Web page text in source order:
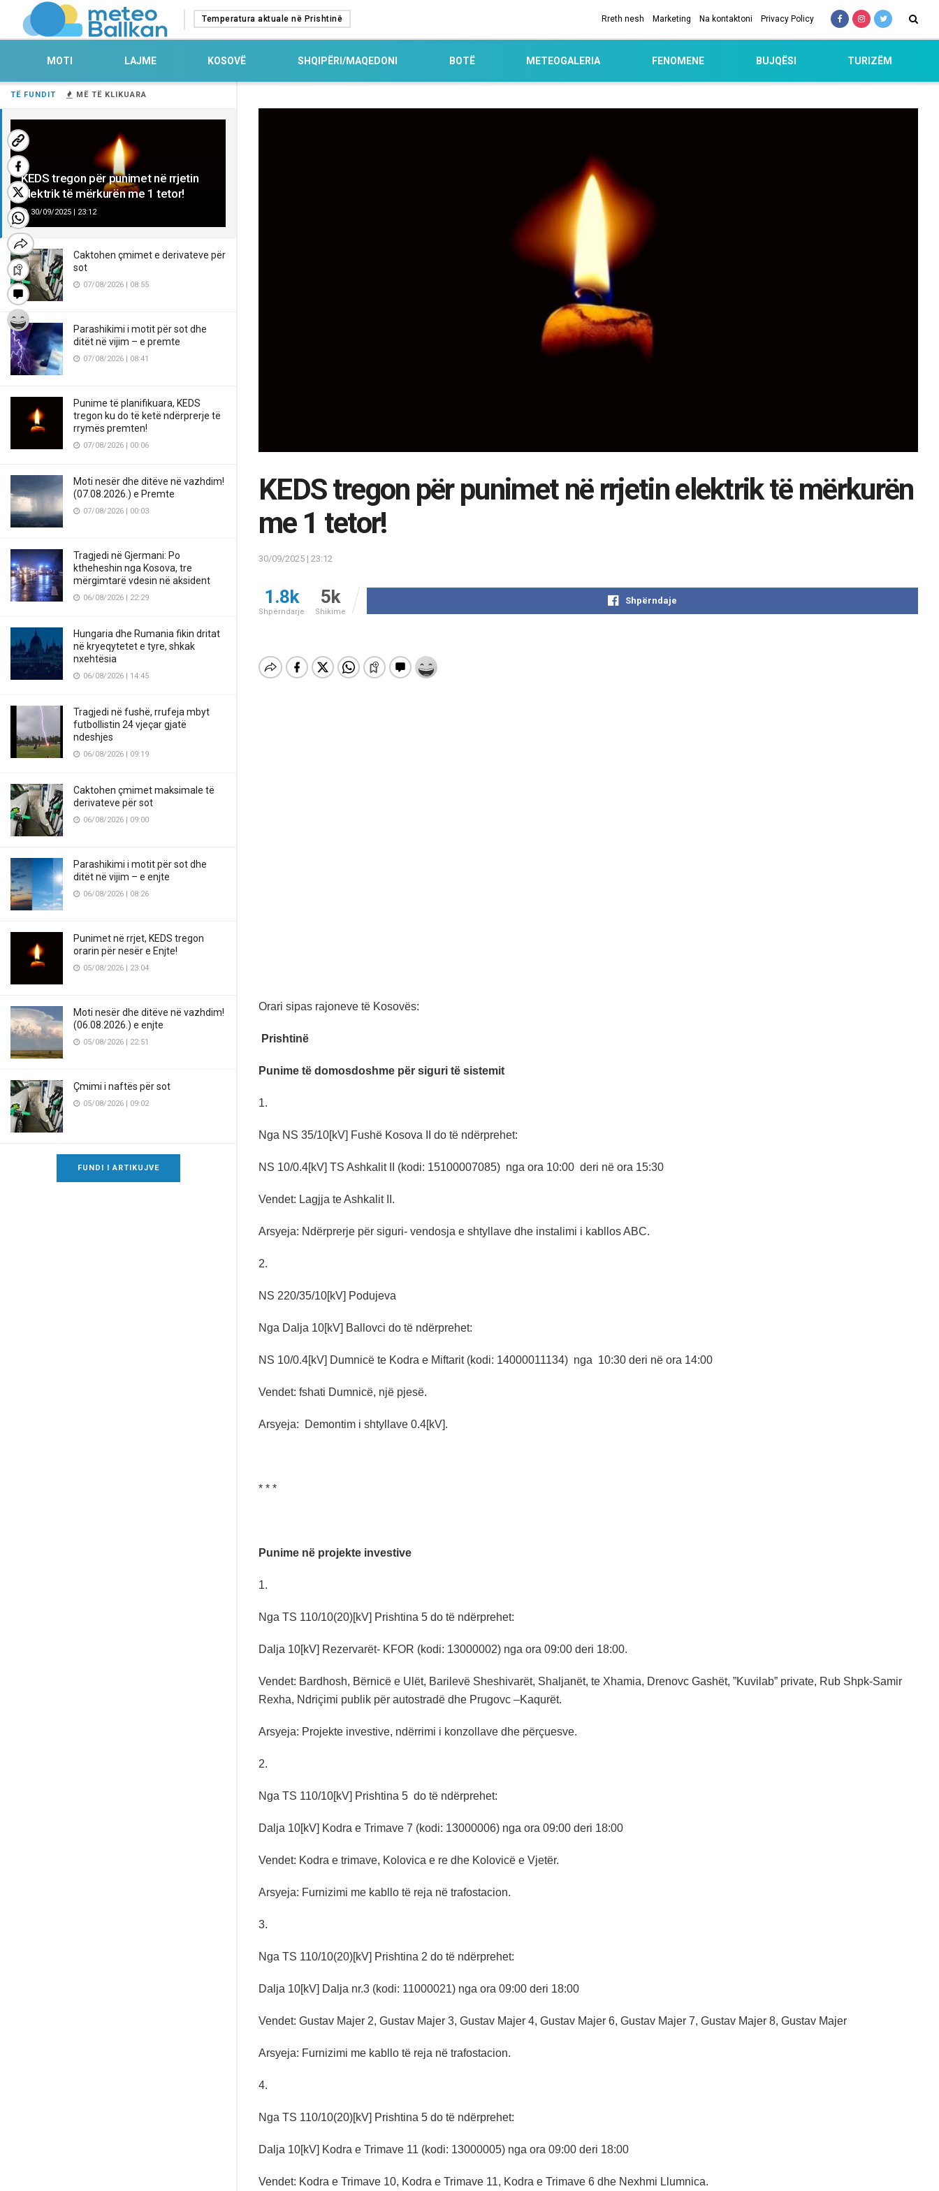
TË FUNDIT MË TË KLIKUARA
KEDS tregon për punimet në rrjetin
elektrik të mërkurën me 1 tetor!
30/09/2025 | 23:12
Caktohen çmimet e derivateve për
sot
07/08/2026 | 08:55
Parashikimi i motit për sot dhe
ditët në vijim – e premte
07/08/2026 | 08:41
Punime të planifikuara, KEDS
tregon ku do të ketë ndërprerje të
rrymës premten!
07/08/2026 | 00:06
Moti nesër dhe ditëve në vazhdim!
(07.08.2026.) e Premte
07/08/2026 | 00:03
Tragjedi në Gjermani: Po
ktheheshin nga Kosova, tre
mërgimtarë vdesin në aksident
06/08/2026 | 22:29
Hungaria dhe Rumania fikin dritat
në kryeqytetet e tyre, shkak
nxehtësia
06/08/2026 | 14:45
Tragjedi në fushë, rrufeja mbyt
futbollistin 24 vjeçar gjatë
ndeshjes
06/08/2026 | 09:19
Caktohen çmimet maksimale të
derivateve për sot
06/08/2026 | 09:00
Parashikimi i motit për sot dhe
ditët në vijim – e enjte
06/08/2026 | 08:26
Punimet në rrjet, KEDS tregon
orarin për nesër e Enjte!
05/08/2026 | 23:04
Moti nesër dhe ditëve në vazhdim!
(06.08.2026.) e enjte
05/08/2026 | 22:51
Çmimi i naftës për sot
05/08/2026 | 09:02
FUNDI I ARTIKUJVE
Temperatura aktuale në Prishtinë Rreth nesh Marketing Na kontaktoni Privacy Policy
MOTI LAJME KOSOVË SHQIPËRI/MAQEDONI BOTË METEOGALERIA FENOMENE BUJQËSI TURIZËM
KEDS tregon për punimet në rrjetin elektrik të mërkurën
me 1 tetor!
30/09/2025 | 23:12
1.8k
Shpërndarje
5k
Shikime
Shpërndaje
Orari sipas rajoneve të Kosovës:
Prishtinë
Punime të domosdoshme për siguri të sistemit
1.
Nga NS 35/10[kV] Fushë Kosova II do të ndërprehet:
NS 10/0.4[kV] TS Ashkalit II (kodi: 15100007085) nga ora 10:00 deri në ora 15:30
Vendet: Lagjja te Ashkalit II.
Arsyeja: Ndërprerje për siguri- vendosja e shtyllave dhe instalimi i kabllos ABC.
2.
NS 220/35/10[kV] Podujeva
Nga Dalja 10[kV] Ballovci do të ndërprehet:
NS 10/0.4[kV] Dumnicë te Kodra e Miftarit (kodi: 14000011134) nga 10:30 deri në ora 14:00
Vendet: fshati Dumnicë, një pjesë.
Arsyeja: Demontim i shtyllave 0.4[kV].
* * *
Punime në projekte investive
1.
Nga TS 110/10(20)[kV] Prishtina 5 do të ndërprehet:
Dalja 10[kV] Rezervarët- KFOR (kodi: 13000002) nga ora 09:00 deri 18:00.
Vendet: Bardhosh, Bërnicë e Ulët, Barilevë Sheshivarët, Shaljanët, te Xhamia, Drenovc Gashët, ”Kuvilab” private, Rub Shpk-Samir
Rexha, Ndriçimi publik për autostradë dhe Prugovc –Kaqurët.
Arsyeja: Projekte investive, ndërrimi i konzollave dhe përçuesve.
2.
Nga TS 110/10[kV] Prishtina 5 do të ndërprehet:
Dalja 10[kV] Kodra e Trimave 7 (kodi: 13000006) nga ora 09:00 deri 18:00
Vendet: Kodra e trimave, Kolovica e re dhe Kolovicë e Vjetër.
Arsyeja: Furnizimi me kabllo të reja në trafostacion.
3.
Nga TS 110/10(20)[kV] Prishtina 2 do të ndërprehet:
Dalja 10[kV] Dalja nr.3 (kodi: 11000021) nga ora 09:00 deri 18:00
Vendet: Gustav Majer 2, Gustav Majer 3, Gustav Majer 4, Gustav Majer 6, Gustav Majer 7, Gustav Majer 8, Gustav Majer
Arsyeja: Furnizimi me kabllo të reja në trafostacion.
4.
Nga TS 110/10(20)[kV] Prishtina 5 do të ndërprehet:
Dalja 10[kV] Kodra e Trimave 11 (kodi: 13000005) nga ora 09:00 deri 18:00
Vendet: Kodra e Trimave 10, Kodra e Trimave 11, Kodra e Trimave 6 dhe Nexhmi Llumnica.